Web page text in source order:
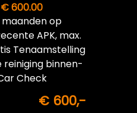
600.00
maanden op
APK, max.
Tenaamstelling
binnen-
Check
€ 600,-